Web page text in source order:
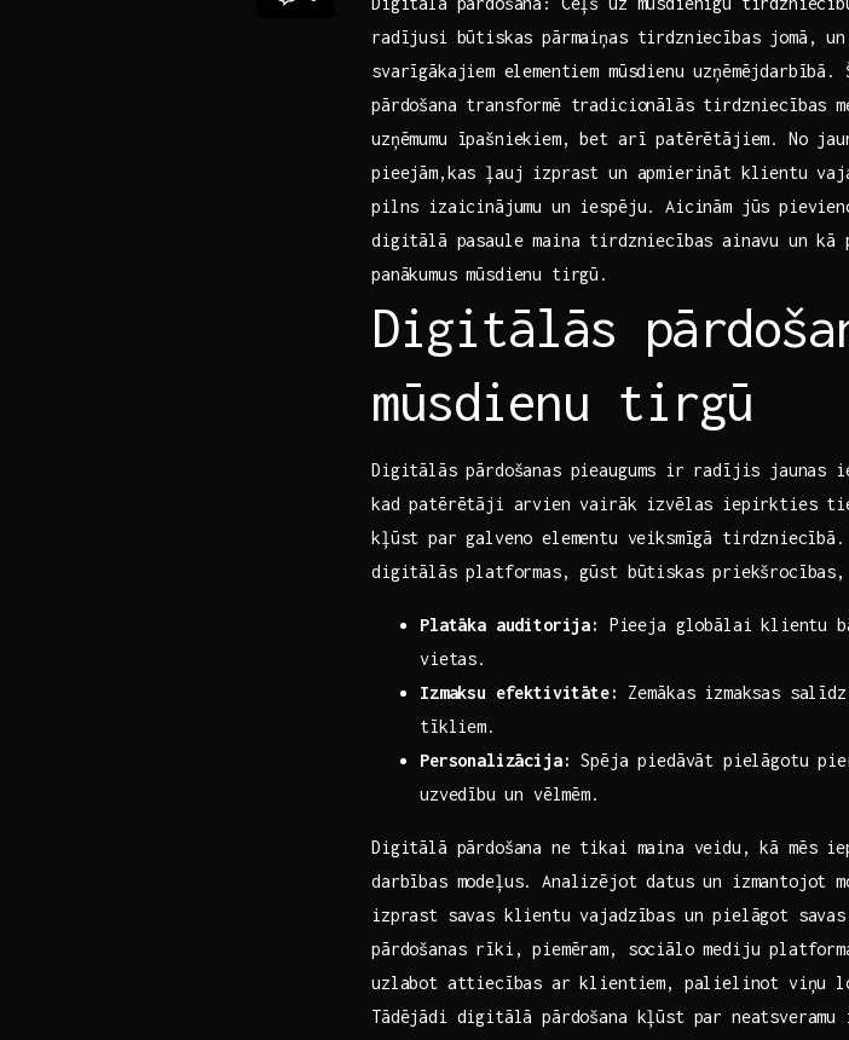
radījusi būtiskas pārmaiņas tirdzniecības jomā,
svarīgākajiem⁤ elementiem mūsdienu
pārdošana ‌transformē tradicionālās tirdzniecības‍
uzņēmumu īpašniekiem, bet arī patērētājiem. No
pieejām,kas ļauj izprast un apmierināt klientu
pilns izaicinājumu un iespēju. Aicinām jūs
digitālā pasaule ‍maina tirdzniecības ainavu un kā⁣
panākumus mūsdienu tirgū.
Digitālās
mūsdienu tirgū
Digitālās pārdošanas pieaugums ⁣ir radījis jaunas
kad​ patērētāji arvien vairāk izvēlas iepirkties
kļūst par galveno elementu ⁢veiksmīgā
digitālās platformas, gūst būtiskas ‌priekšrocības,
Platāka auditorija:
Pieeja globālai klientu
vietas.
Izmaksu efektivitāte:
Zemākas izmaksas
tīkliem.
Personalizācija: Spēja piedāvāt pielāgotu
uzvedību ⁣un vēlmēm.
Digitālā pārdošana ne tikai maina veidu, kā mēs
darbības modeļus. Analizējot datus un izmantojot
izprast savas klientu vajadzības un pielāgot
pārdošanas rīki, piemēram, sociālo mediju
uzlabot attiecības ‌ar‌ klientiem, palielinot viņu
Tādējādi digitālā pārdošana ​kļūst par